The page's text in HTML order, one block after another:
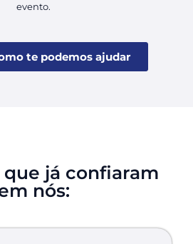
evento.
te podemos ajudar
que já confiaram
nós: